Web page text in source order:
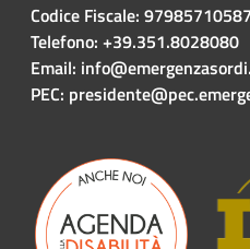
Codice Fiscale: 97985710587
Telefono: +39.351.8028080
Email:
PEC: